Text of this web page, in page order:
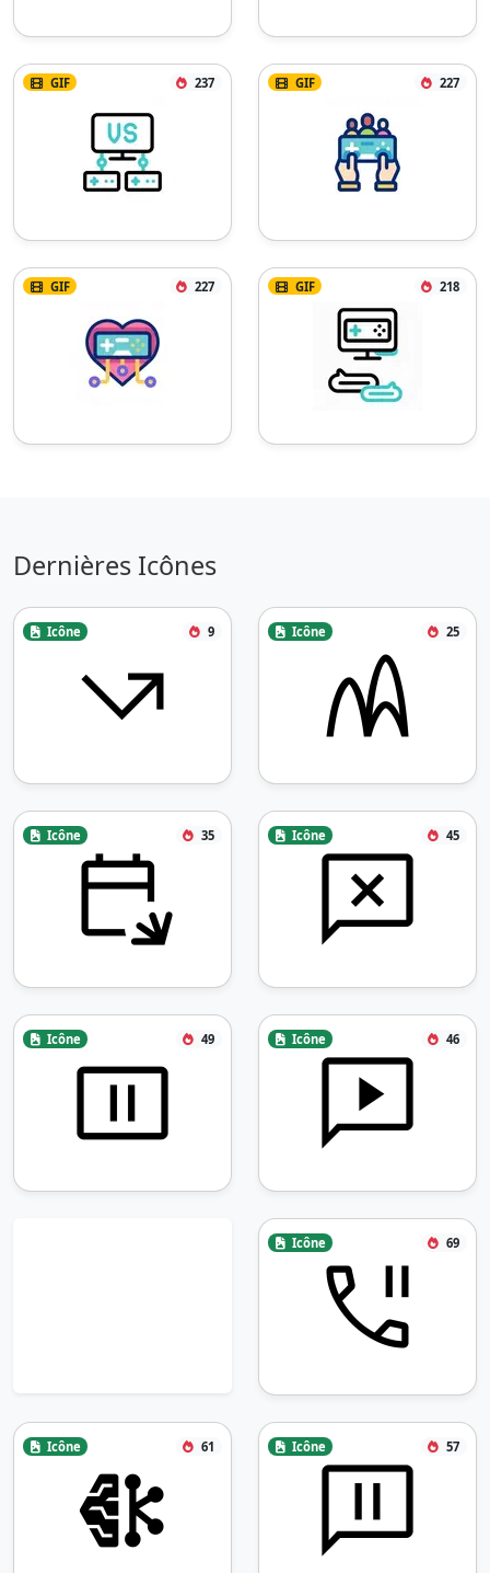
GIF 237 GIF 227
GIF 227 GIF 218
Dernières Icônes
Icône 9 Icône 25
Icône 35 Icône 45
Icône 49 Icône 46
Icône 69
Icône 61 Icône 57